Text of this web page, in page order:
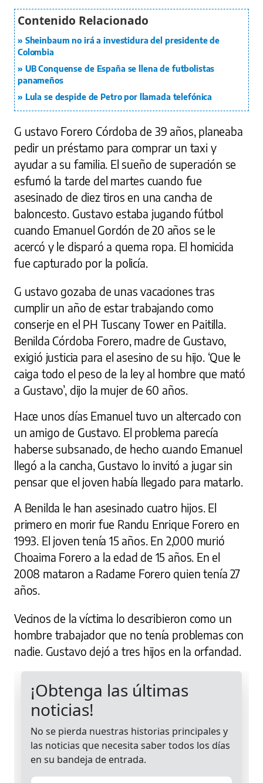
Sheinbaum no irá a investidura del presidente de
Colombia
UB Conquense de España se llena de futbolistas
panameños
Lula se despide de Petro por llamada telefónica
G ustavo Forero Córdoba de 39 años, planeaba
pedir un préstamo para comprar un taxi y
ayudar a su familia. El sueño de superación se
esfumó la tarde del martes cuando fue
asesinado de diez tiros en una cancha de
baloncesto. Gustavo estaba jugando fútbol
cuando Emanuel Gordón de 20 años se le
acercó y le disparó a quema ropa. El homicida
fue capturado por la policía.
G ustavo gozaba de unas vacaciones tras
cumplir un año de estar trabajando como
conserje en el PH Tuscany Tower en Paitilla.
Benilda Córdoba Forero, madre de Gustavo,
exigió justicia para el asesino de su hijo. ‘Que le
caiga todo el peso de la ley al hombre que mató
a Gustavo’, dijo la mujer de 60 años.
Hace unos días Emanuel tuvo un altercado con
un amigo de Gustavo. El problema parecía
haberse subsanado, de hecho cuando Emanuel
llegó a la cancha, Gustavo lo invitó a jugar sin
pensar que el joven había llegado para matarlo.
A Benilda le han asesinado cuatro hijos. El
primero en morir fue Randu Enrique Forero en
1993. El joven tenía 15 años. En 2,000 murió
Choaima Forero a la edad de 15 años. En el
2008 mataron a Radame Forero quien tenía 27
años.
Vecinos de la víctima lo describieron como un
hombre trabajador que no tenía problemas con
nadie. Gustavo dejó a tres hijos en la orfandad.